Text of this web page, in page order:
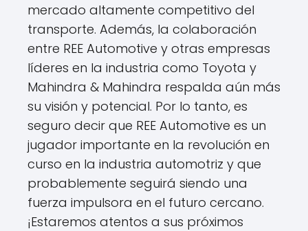
mercado altamente competitivo del
transporte. Además, la colaboración
entre REE Automotive y otras empresas
líderes en la industria como Toyota y
Mahindra & Mahindra respalda aún más
su visión y potencial. Por lo tanto, es
seguro decir que REE Automotive es un
jugador importante en la revolución en
curso en la industria automotriz y que
probablemente seguirá siendo una
fuerza impulsora en el futuro cercano.
¡Estaremos atentos a sus próximos